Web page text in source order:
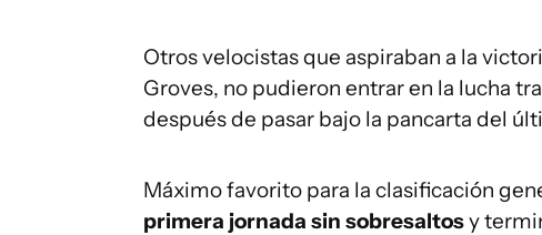
Otros velocistas que aspiraban a la
Groves, no pudieron entrar en la lucha
después de pasar bajo la pancarta del
Máximo favorito para la clasificación
primera jornada sin sobresaltosy